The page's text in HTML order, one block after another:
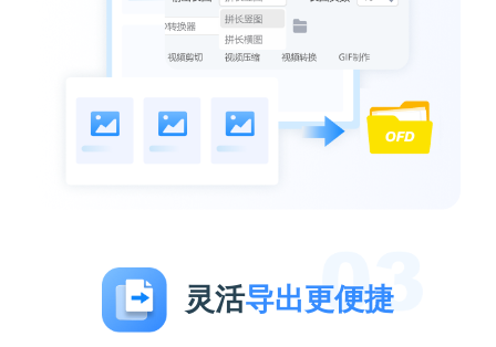
灵活导出更便捷
经常用这款软件输出长图，提取重要信息发给